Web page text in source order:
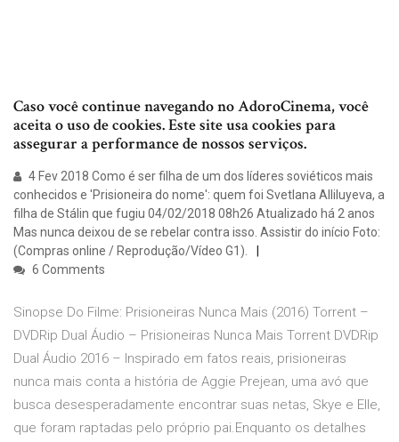
Caso você continue navegando no AdoroCinema, você
aceita o uso de cookies. Este site usa cookies para
assegurar a performance de nossos serviços.
4 Fev 2018 Como é ser filha de um dos líderes soviéticos mais
conhecidos e 'Prisioneira do nome': quem foi Svetlana Alliluyeva, a
filha de Stálin que fugiu 04/02/2018 08h26 Atualizado há 2 anos
Mas nunca deixou de se rebelar contra isso. Assistir do início Foto:
(Compras online / Reprodução/Vídeo G1).
6 Comments
Sinopse Do Filme: Prisioneiras Nunca Mais (2016) Torrent –
DVDRip Dual Áudio – Prisioneiras Nunca Mais Torrent DVDRip
Dual Áudio 2016 – Inspirado em fatos reais, prisioneiras
nunca mais conta a história de Aggie Prejean, uma avó que
busca desesperadamente encontrar suas netas, Skye e Elle,
que foram raptadas pelo próprio pai.Enquanto os detalhes